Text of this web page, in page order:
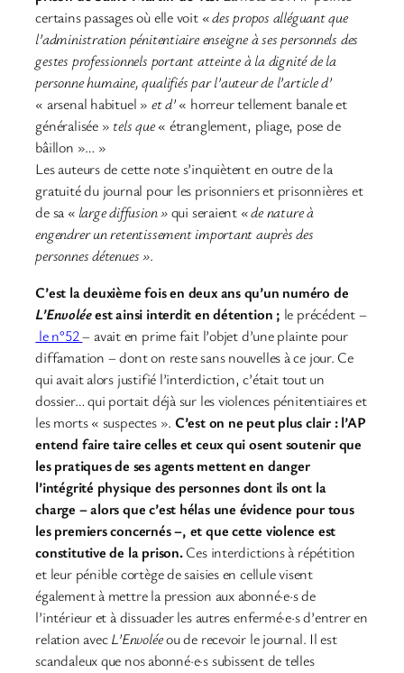
certains passages où elle voit « des propos alléguant que
l’administration pénitentiaire enseigne à ses personnels des
gestes professionnels portant atteinte à la dignité de la
personne humaine, qualifiés par l’auteur de l’article d’
« arsenal habituel » et d’« horreur tellement banale et
généralisée » tels que« étranglement, pliage, pose de
bâillon »… »
Les auteurs de cette note s’inquiètent en outre de la
gratuité du journal pour les prisonniers et prisonnières et
de sa « large diffusion »qui seraient « de nature à
engendrer un retentissement important auprès des
personnes détenues ».
C’est la deuxième fois en deux ans qu’un numéro de
L’Envoléeest ainsi interdit en détention ; le précédent –
le n°52– avait en prime fait l’objet d’une plainte pour
diffamation – dont on reste sans nouvelles à ce jour. Ce
qui avait alors justifié l’interdiction, c’était tout un
dossier… qui portait déjà sur les violences pénitentiaires et
les morts « suspectes ». C’est on ne peut plus clair : l’AP
entend faire taire celles et ceux qui osent soutenir que
les pratiques de ses agents mettent en danger
l’intégrité physique des personnes dont ils ont la
charge – alors que c’est hélas une évidence pour tous
les premiers concernés –, et que cette violence est
constitutive de la prison.Ces interdictions à répétition
et leur pénible cortège de saisies en cellule visent
également à mettre la pression aux abonné·e·s de
l’intérieur et à dissuader les autres enfermé·e·s d’entrer en
relation avecL’Envoléeou de recevoir le journal. Il est
scandaleux que nos abonné·e·s subissent de telles